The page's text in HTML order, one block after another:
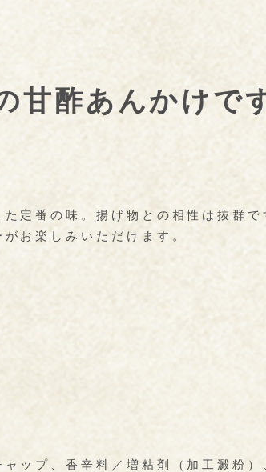
甘酢あんかけで
定番の味。揚げ物との相性は抜群で
お楽しみいただけます。
ップ、香辛料／増粘剤（加工澱粉